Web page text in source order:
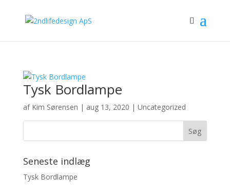
Tysk Bordlampe
af Kim Sørensen | aug 13, 2020 | Uncategorized
Seneste indlæg
Tysk Bordlampe